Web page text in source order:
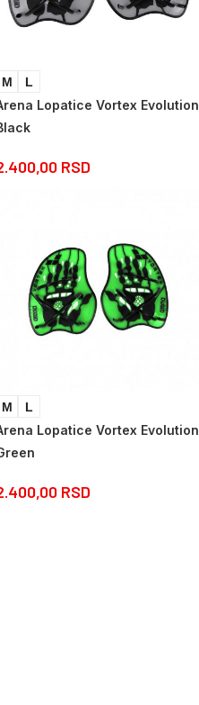
M L
Lopatice Vortex Evolution
RSD
M L
Lopatice Vortex Evolution
RSD